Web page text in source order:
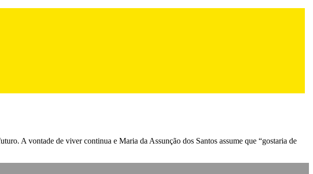
A vontade de viver continua e Maria da Assunção dos Santos assume que “gostaria de